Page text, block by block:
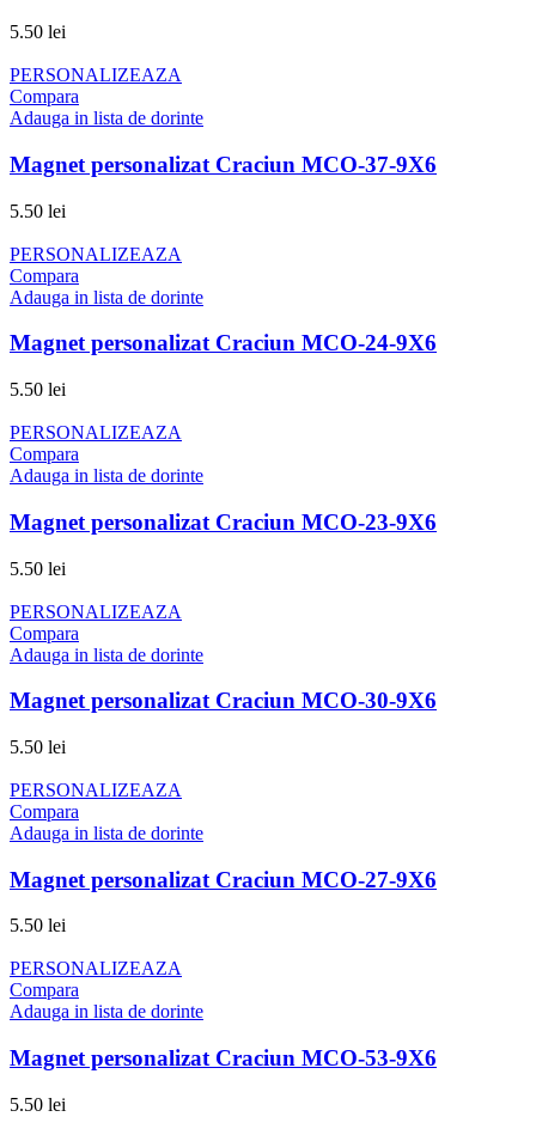
5.50 lei
PERSONALIZEAZA
Compara
Adauga in lista de dorinte
Magnet personalizat Craciun MCO-37-9X6
5.50 lei
PERSONALIZEAZA
Compara
Adauga in lista de dorinte
Magnet personalizat Craciun MCO-24-9X6
5.50 lei
PERSONALIZEAZA
Compara
Adauga in lista de dorinte
Magnet personalizat Craciun MCO-23-9X6
5.50 lei
PERSONALIZEAZA
Compara
Adauga in lista de dorinte
Magnet personalizat Craciun MCO-30-9X6
5.50 lei
PERSONALIZEAZA
Compara
Adauga in lista de dorinte
Magnet personalizat Craciun MCO-27-9X6
5.50 lei
PERSONALIZEAZA
Compara
Adauga in lista de dorinte
Magnet personalizat Craciun MCO-53-9X6
5.50 lei